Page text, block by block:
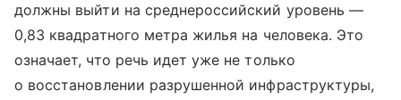
должны выйти на среднероссийский уровень —
0,83 квадратного метра жилья на человека. Это
означает, что речь идет уже не только
о восстановлении разрушенной инфраструктуры,